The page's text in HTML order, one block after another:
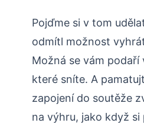
Pojďme si v tom
odmítl možnost
Možná se vám
které sníte. A
zapojení do soutěže
na výhru, jako když